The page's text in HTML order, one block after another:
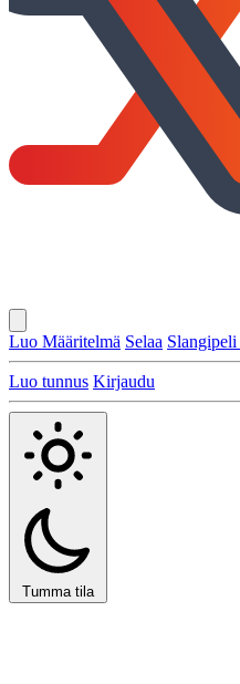
Luo Määritelmä Selaa Slangipeli
Luo tunnus Kirjaudu
Tumma tila